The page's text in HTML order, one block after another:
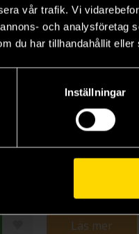
vår trafik. Vi
och analysföretag
du har tillhandahållit
Inställningar
Saga of the Swamp Thing Book 2 Top 10
Alan Moore
Läs mer